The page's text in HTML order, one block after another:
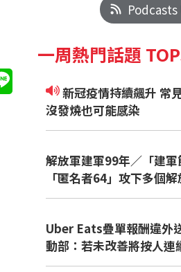
Podcasts
一周熱門話題
新冠疫情持續飆升 常見八大症狀
沒發燒也可能感染
解放軍建軍99年／「建軍
「匿名者64」攻下多個
Uber Eats疊單報酬違外
動部：若未改善將按人連